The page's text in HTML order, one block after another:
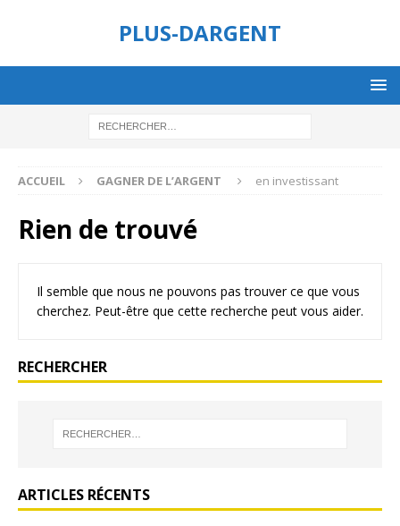
PLUS-DARGENT
ACCUEIL GAGNER DE L’ARGENT en investissant
Rien de trouvé
Il semble que nous ne pouvons pas trouver ce que vous
cherchez. Peut-être que cette recherche peut vous aider.
RECHERCHER
ARTICLES RÉCENTS